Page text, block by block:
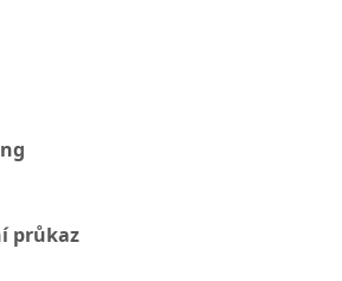
průkaz